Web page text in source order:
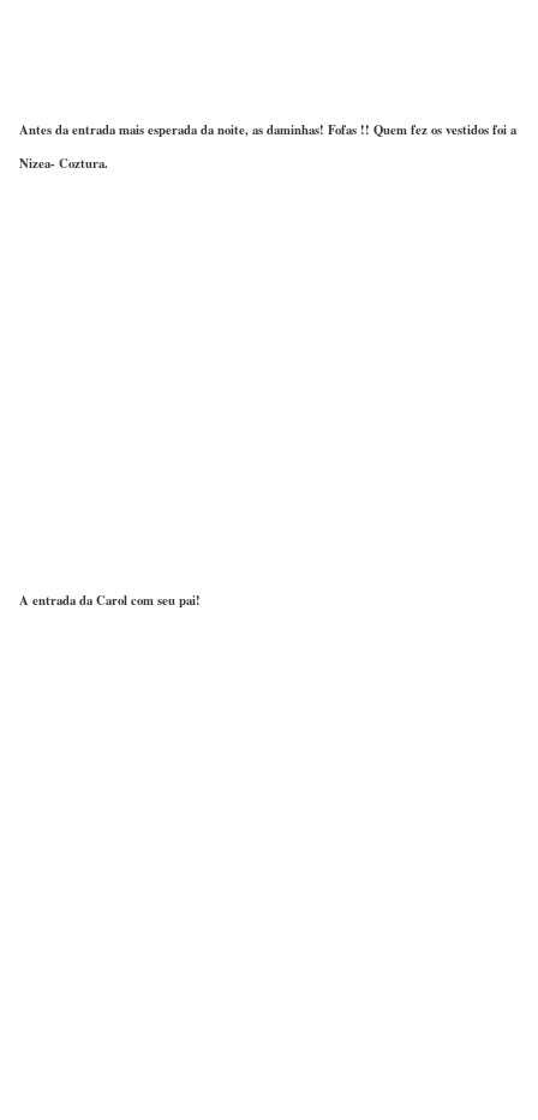
Antes da entrada mais esperada da noite, as daminhas! Fofas !! Quem fez os vestidos foi a
Nizea- Coztura.
A entrada da Carol com seu pai!